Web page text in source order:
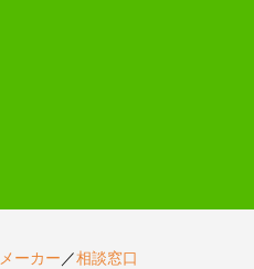
ーカー／相談窓口